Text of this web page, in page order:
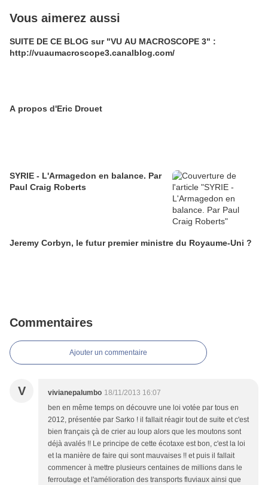
Vous aimerez aussi
SUITE DE CE BLOG sur "VU AU MACROSCOPE 3" :
http://vuaumacroscope3.canalblog.com/
A propos d'Eric Drouet
SYRIE - L'Armagedon en balance. Par
Paul Craig Roberts
Jeremy Corbyn, le futur premier ministre du Royaume-Uni ?
Commentaires
Ajouter un commentaire
V vivianepalumbo 18/11/2013 16:07
ben en même temps on découvre une loi votée par tous en
2012, présentée par Sarko ! il fallait réagir tout de suite et c'est
bien français çà de crier au loup alors que les moutons sont
déjà avalés !! Le principe de cette écotaxe est bon, c'est la loi
et la manière de faire qui sont mauvaises !! et puis il fallait
commencer à mettre plusieurs centaines de millions dans le
ferroutage et l'amélioration des transports fluviaux ainsi que